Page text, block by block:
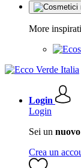
More
Login
Login
Sei un
Crea un